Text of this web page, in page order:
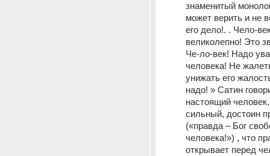
знаменитый
может верить и не
его дело!. . Чело-
великолепно! Это
Че-ло-век! Надо
человека! Не
унижать его
надо! » Сатин
настоящий
сильный, достоин
(«правда – Бог
человека!») , что
открывает перед